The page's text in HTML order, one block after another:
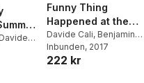
Davide
Funny Thing
Happened at the
Museum . . .
Davide Cali, Benjamin
Chaud
Inbunden, 2017
222 kr